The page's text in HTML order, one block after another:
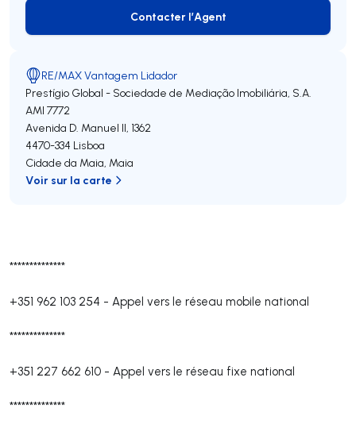
**************
+351 962 103 254 - Appel vers le réseau mobile national
**************
+351 227 662 610 - Appel vers le réseau fixe national
**************
Contacter l’Agent
Contacter l’Agent
RE/MAX Vantagem Lidador
Prestígio Global - Sociedade de Mediação Imobiliária, S.A.
AMI 7772
Avenida D. Manuel II, 1362
4470-334 Lisboa
Cidade da Maia, Maia
Voir sur la carte